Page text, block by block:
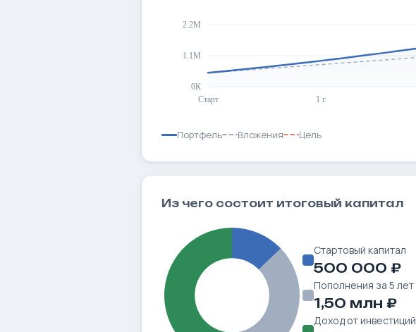
Портфель Вложения Цель
Из чего состоит итоговый капитал
Стартовый капитал
500 000 ₽
Пополнения за 5 лет
1,50 млн ₽
Доход от инвестиций